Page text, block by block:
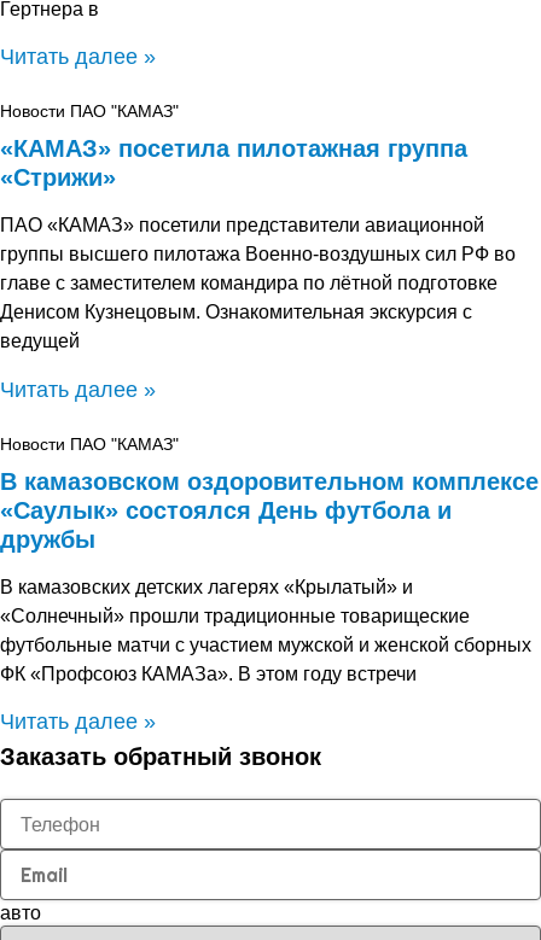
Гертнера в
Читать далее »
Новости ПАО "КАМАЗ"
«КАМАЗ» посетила пилотажная группа
«Стрижи»
ПАО «КАМАЗ» посетили представители авиационной
группы высшего пилотажа Военно-воздушных сил РФ во
главе с заместителем командира по лётной подготовке
Денисом Кузнецовым. Ознакомительная экскурсия с
ведущей
Читать далее »
Новости ПАО "КАМАЗ"
В камазовском оздоровительном комплексе
«Саулык» состоялся День футбола и
дружбы
В камазовских детских лагерях «Крылатый» и
«Солнечный» прошли традиционные товарищеские
футбольные матчи с участием мужской и женской сборных
ФК «Профсоюз КАМАЗа». В этом году встречи
Читать далее »
Заказать обратный звонок
авто